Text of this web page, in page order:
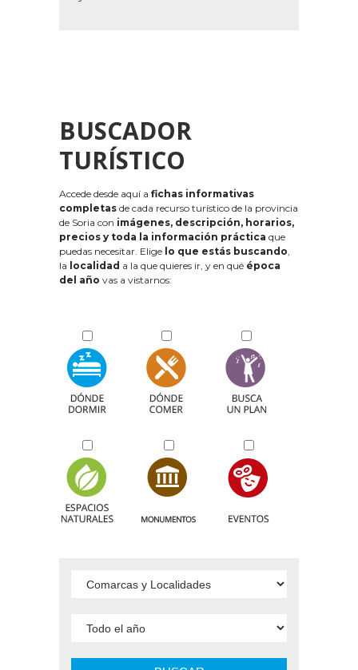
BUSCADOR
TURÍSTICO
Accede desde aquí a fichas informativas
completas de cada recurso turístico de la provincia
de Soria con imágenes, descripción, horarios,
precios y toda la información práctica que
puedas necesitar. Elige lo que estás buscando,
la localidad a la que quieres ir, y en qué época
del año vas a vistarnos: